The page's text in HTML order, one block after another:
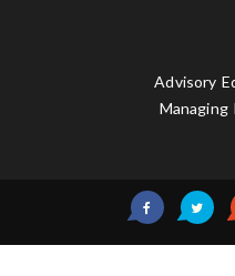
Advisory
Managing
2019